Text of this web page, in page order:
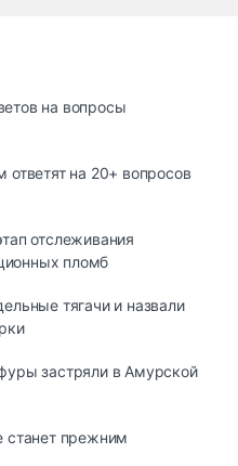
на вопросы
ответят на 20+ вопросов
отслеживания
пломб
тягачи и назвали
застряли в Амурской
станет прежним